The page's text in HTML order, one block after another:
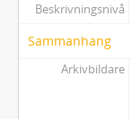
Beskrivningsnivå
Sammanhang
Arkivbildare